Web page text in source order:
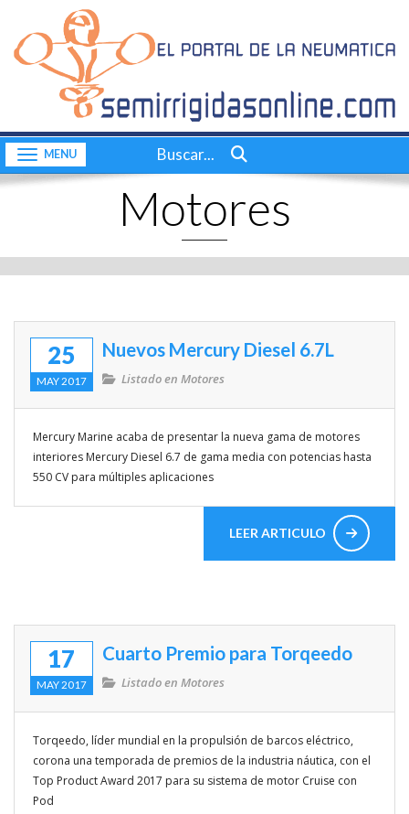
Inicio
CONTACTO
Quiénes somos
Consultas a bordo
Videos
Nuestras pruebas
Dossier
Consultas a bordo
Enlaces de interés
Competicion
VIDEOS
Buscar...
Toggle navigation
Motores
25
MAY 2017
Nuevos Mercury Diesel 6.7L
Listado enMotores
Mercury Marine acaba de presentar la nueva gama de motores
interiores Mercury Diesel 6.7 de gama media con potencias hasta
550 CV para múltiples aplicaciones
LEER ARTICULO
17
MAY 2017
Cuarto Premio para Torqeedo
Listado enMotores
Torqeedo, líder mundial en la propulsión de barcos eléctrico,
corona una temporada de premios de la industria náutica, con el
Top Product Award 2017 para su sistema de motor Cruise con
Pod